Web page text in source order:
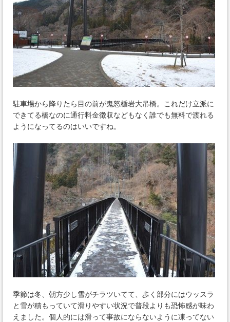
駐車場から降りたら目の前が鬼怒楯岩大吊橋。これだけ立派に
できてる橋なのに通行料金徴収などもなく誰でも無料で渡れる
ようになってるのはいいですね。
季節は冬、朝方少し雪がチラツいてて、歩く部分にはウッスラ
と雪が積もっていて滑りやすい状況で普段よりも恐怖感が味わ
えました。個人的には滑って事故にならないように凍ってない